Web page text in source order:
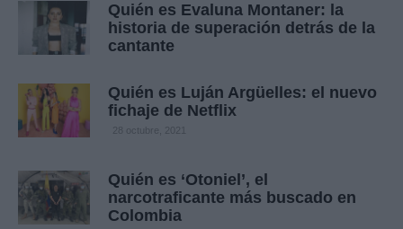
Quién es Evaluna Montaner: la
historia de superación detrás de la
cantante
Quién es Luján Argüelles: el nuevo
fichaje de Netflix
28 octubre, 2021
Quién es ‘Otoniel’, el
narcotraficante más buscado en
Colombia